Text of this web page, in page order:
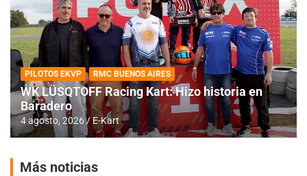
PILOTOS EKVP RMC BUENOS AIRES
WK LÜSQTOFF Racing Kart: Hizo historia en
Baradero
4 agosto, 2026 E-Kart
Más noticias